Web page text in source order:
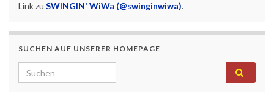
Link zu SWINGIN' WiWa (@swinginwiwa).
SUCHEN AUF UNSERER HOMEPAGE
Search for: